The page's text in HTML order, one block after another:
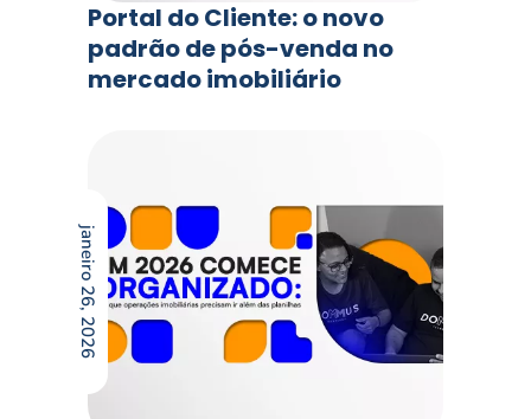
Portal do Cliente: o novo
padrão de pós-venda no
mercado imobiliário
janeiro 26, 2026